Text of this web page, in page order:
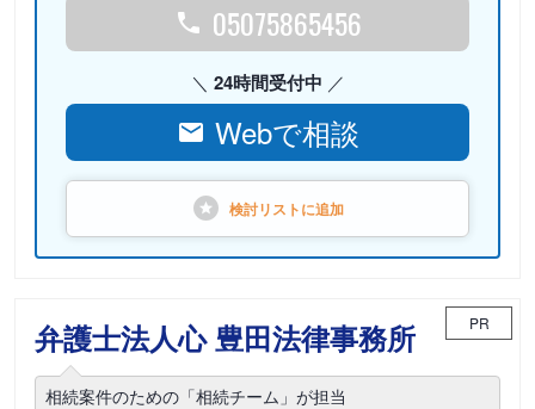
05075865456
24時間受付中
Webで相談
検討リストに追加
弁護士法人心 豊田法律事務所 PR
相続案件のための「相続チーム」が担当